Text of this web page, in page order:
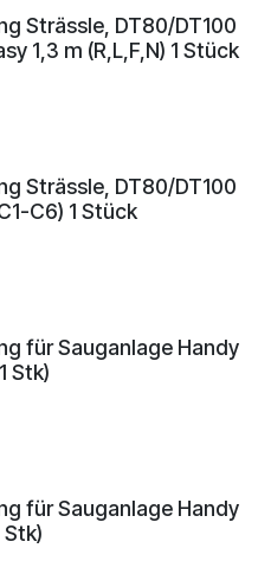
Strässle, DT80/DT100
1,3 m (R,L,F,N) 1 Stück
Strässle, DT80/DT100
C6) 1 Stück
für Sauganlage Handy
Stk)
für Sauganlage Handy
Stk)